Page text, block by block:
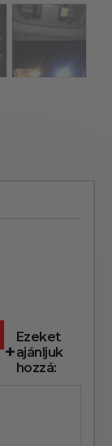
Ezeket
ajánljuk
hozzá: